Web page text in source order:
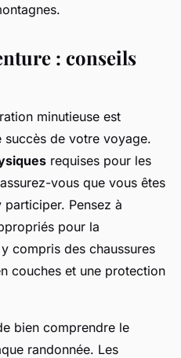
: conseils
minutieuse est
succès de votre voyage.
requises pour les
vous que vous êtes
Pensez à
pour la
compris des chaussures
couches et une protection
bien comprendre le
randonnée. Les